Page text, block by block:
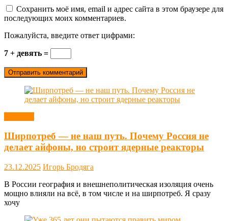
Сохранить моё имя, email и адрес сайта в этом браузере для
последующих моих комментариев.
Пожалуйста, введите ответ цифрами:
7 + девять =
Ширпотреб — не наш путь. Почему Россия не
делает айфоны, но строит ядерные реакторы
23.12.2025 Игорь Бродяга
В России география и внешнеполитическая изоляция очень
мощно влияли на всё, в том числе и на ширпотреб. Я сразу
хочу